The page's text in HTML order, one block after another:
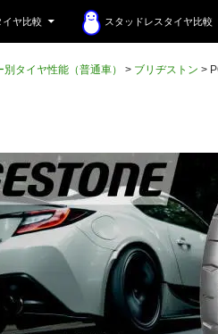
イヤ比較 スタッドレスタイヤ比較
別タイヤ性能（普通車） > ブリヂストン >